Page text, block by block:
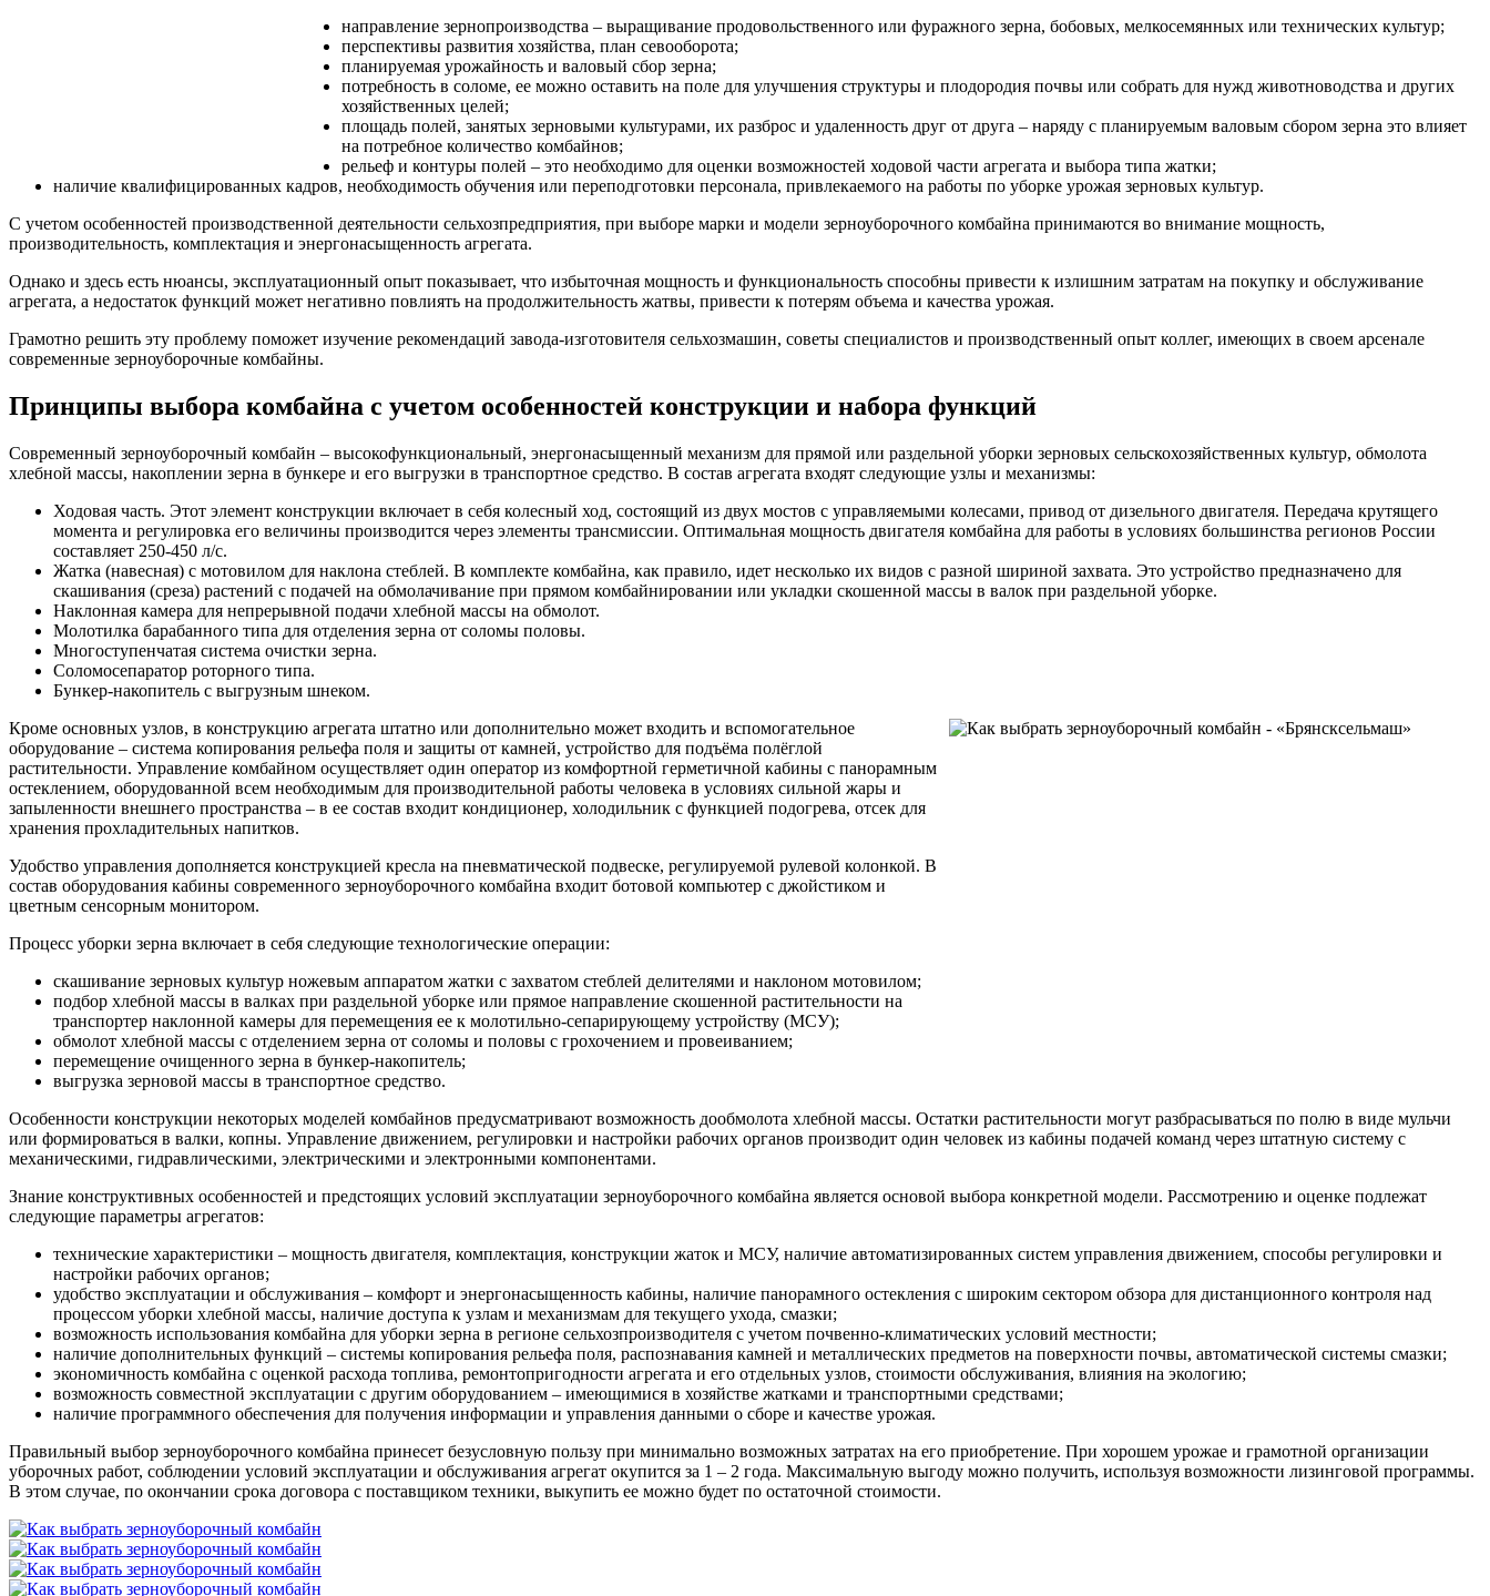
направление зернопроизводства – выращивание продовольственного или фуражного зерна, бобовых, мелкосемянных или технических культур;
перспективы развития хозяйства, план севооборота;
планируемая урожайность и валовый сбор зерна;
потребность в соломе, ее можно оставить на поле для улучшения структуры и плодородия почвы или собрать для нужд животноводства и других
хозяйственных целей;
площадь полей, занятых зерновыми культурами, их разброс и удаленность друг от друга – наряду с планируемым валовым сбором зерна это влияет
на потребное количество комбайнов;
рельеф и контуры полей – это необходимо для оценки возможностей ходовой части агрегата и выбора типа жатки;
наличие квалифицированных кадров, необходимость обучения или переподготовки персонала, привлекаемого на работы по уборке урожая зерновых культур.
С учетом особенностей производственной деятельности сельхозпредприятия, при выборе марки и модели зерноуборочного комбайна принимаются во внимание мощность,
производительность, комплектация и энергонасыщенность агрегата.
Однако и здесь есть нюансы, эксплуатационный опыт показывает, что избыточная мощность и функциональность способны привести к излишним затратам на покупку и обслуживание
агрегата, а недостаток функций может негативно повлиять на продолжительность жатвы, привести к потерям объема и качества урожая.
Грамотно решить эту проблему поможет изучение рекомендаций завода-изготовителя сельхозмашин, советы специалистов и производственный опыт коллег, имеющих в своем арсенале
современные зерноуборочные комбайны.
Принципы выбора комбайна с учетом особенностей конструкции и набора функций
Современный зерноуборочный комбайн – высокофункциональный, энергонасыщенный механизм для прямой или раздельной уборки зерновых сельскохозяйственных культур, обмолота
хлебной массы, накоплении зерна в бункере и его выгрузки в транспортное средство. В состав агрегата входят следующие узлы и механизмы:
Ходовая часть. Этот элемент конструкции включает в себя колесный ход, состоящий из двух мостов с управляемыми колесами, привод от дизельного двигателя. Передача крутящего
момента и регулировка его величины производится через элементы трансмиссии. Оптимальная мощность двигателя комбайна для работы в условиях большинства регионов России
составляет 250-450 л/с.
Жатка (навесная) с мотовилом для наклона стеблей. В комплекте комбайна, как правило, идет несколько их видов с разной шириной захвата. Это устройство предназначено для
скашивания (среза) растений с подачей на обмолачивание при прямом комбайнировании или укладки скошенной массы в валок при раздельной уборке.
Наклонная камера для непрерывной подачи хлебной массы на обмолот.
Молотилка барабанного типа для отделения зерна от соломы половы.
Многоступенчатая система очистки зерна.
Соломосепаратор роторного типа.
Бункер-накопитель с выгрузным шнеком.
Кроме основных узлов, в конструкцию агрегата штатно или дополнительно может входить и вспомогательное
оборудование – система копирования рельефа поля и защиты от камней, устройство для подъёма полёглой
растительности. Управление комбайном осуществляет один оператор из комфортной герметичной кабины с панорамным
остеклением, оборудованной всем необходимым для производительной работы человека в условиях сильной жары и
запыленности внешнего пространства – в ее состав входит кондиционер, холодильник с функцией подогрева, отсек для
хранения прохладительных напитков.
Удобство управления дополняется конструкцией кресла на пневматической подвеске, регулируемой рулевой колонкой. В
состав оборудования кабины современного зерноуборочного комбайна входит ботовой компьютер с джойстиком и
цветным сенсорным монитором.
Процесс уборки зерна включает в себя следующие технологические операции:
скашивание зерновых культур ножевым аппаратом жатки с захватом стеблей делителями и наклоном мотовилом;
подбор хлебной массы в валках при раздельной уборке или прямое направление скошенной растительности на
транспортер наклонной камеры для перемещения ее к молотильно-сепарирующему устройству (МСУ);
обмолот хлебной массы с отделением зерна от соломы и половы с грохочением и провеиванием;
перемещение очищенного зерна в бункер-накопитель;
выгрузка зерновой массы в транспортное средство.
Особенности конструкции некоторых моделей комбайнов предусматривают возможность дообмолота хлебной массы. Остатки растительности могут разбрасываться по полю в виде мульчи
или формироваться в валки, копны. Управление движением, регулировки и настройки рабочих органов производит один человек из кабины подачей команд через штатную систему с
механическими, гидравлическими, электрическими и электронными компонентами.
Знание конструктивных особенностей и предстоящих условий эксплуатации зерноуборочного комбайна является основой выбора конкретной модели. Рассмотрению и оценке подлежат
следующие параметры агрегатов:
технические характеристики – мощность двигателя, комплектация, конструкции жаток и МСУ, наличие автоматизированных систем управления движением, способы регулировки и
настройки рабочих органов;
удобство эксплуатации и обслуживания – комфорт и энергонасыщенность кабины, наличие панорамного остекления с широким сектором обзора для дистанционного контроля над
процессом уборки хлебной массы, наличие доступа к узлам и механизмам для текущего ухода, смазки;
возможность использования комбайна для уборки зерна в регионе сельхозпроизводителя с учетом почвенно-климатических условий местности;
наличие дополнительных функций – системы копирования рельефа поля, распознавания камней и металлических предметов на поверхности почвы, автоматической системы смазки;
экономичность комбайна с оценкой расхода топлива, ремонтопригодности агрегата и его отдельных узлов, стоимости обслуживания, влияния на экологию;
возможность совместной эксплуатации с другим оборудованием – имеющимися в хозяйстве жатками и транспортными средствами;
наличие программного обеспечения для получения информации и управления данными о сборе и качестве урожая.
Правильный выбор зерноуборочного комбайна принесет безусловную пользу при минимально возможных затратах на его приобретение. При хорошем урожае и грамотной организации
уборочных работ, соблюдении условий эксплуатации и обслуживания агрегат окупится за 1 – 2 года. Максимальную выгоду можно получить, используя возможности лизинговой программы.
В этом случае, по окончании срока договора с поставщиком техники, выкупить ее можно будет по остаточной стоимости.